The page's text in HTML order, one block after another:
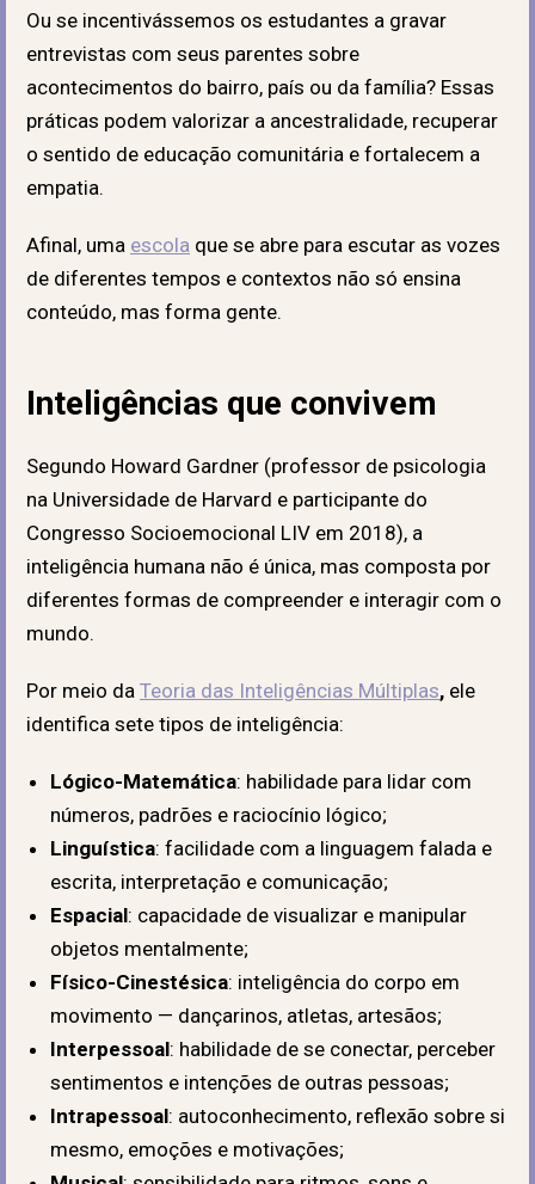
Ou se incentivássemos os estudantes a gravar
entrevistas com seus parentes sobre
acontecimentos do bairro, país ou da família? Essas
práticas podem valorizar a ancestralidade, recuperar
o sentido de educação comunitária e fortalecem a
empatia.
Afinal, uma escola que se abre para escutar as vozes
de diferentes tempos e contextos não só ensina
conteúdo, mas forma gente.
Inteligências que convivem
Segundo Howard Gardner (professor de psicologia
na Universidade de Harvard e participante do
Congresso Socioemocional LIV em 2018), a
inteligência humana não é única, mas composta por
diferentes formas de compreender e interagir com o
mundo.
Por meio da Teoria das Inteligências Múltiplas, ele
identifica sete tipos de inteligência:
Lógico-Matemática: habilidade para lidar com
números, padrões e raciocínio lógico;
Linguística: facilidade com a linguagem falada e
escrita, interpretação e comunicação;
Espacial: capacidade de visualizar e manipular
objetos mentalmente;
Físico-Cinestésica: inteligência do corpo em
movimento — dançarinos, atletas, artesãos;
Interpessoal: habilidade de se conectar, perceber
sentimentos e intenções de outras pessoas;
Intrapessoal: autoconhecimento, reflexão sobre si
mesmo, emoções e motivações;